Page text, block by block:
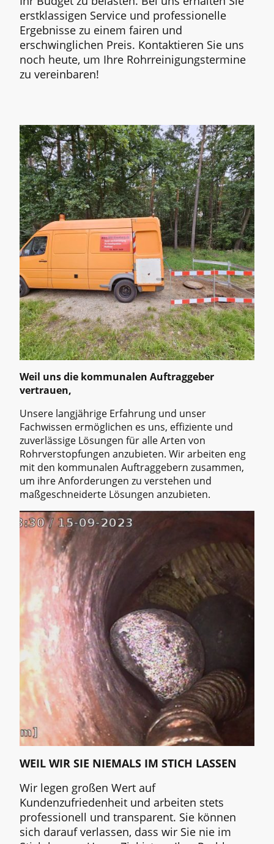
erstklassigen Service und professionelle
Ergebnisse zu einem fairen und
erschwinglichen Preis. Kontaktieren Sie uns
noch heute, um Ihre Rohrreinigungstermine
zu vereinbaren!
Weil uns die kommunalen Auftraggeber
vertrauen,
Unsere langjährige Erfahrung und unser
Fachwissen ermöglichen es uns, effiziente und
zuverlässige Lösungen für alle Arten von
Rohrverstopfungen anzubieten. Wir arbeiten eng
mit den kommunalen Auftraggebern zusammen,
um ihre Anforderungen zu verstehen und
maßgeschneiderte Lösungen anzubieten.
WEIL WIR SIE NIEMALS IM STICH LASSEN
Wir legen großen Wert auf
Kundenzufriedenheit und arbeiten stets
professionell und transparent. Sie können
sich darauf verlassen, dass wir Sie nie im